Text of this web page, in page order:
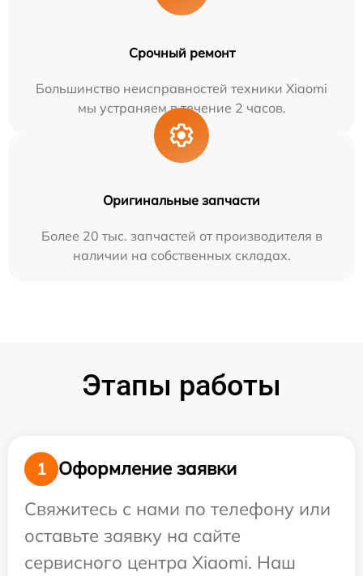
Срочный ремонт
Большинство неисправностей техники Xiaomi
мы устраняем в течение 2 часов.
Оригинальные запчасти
Более 20 тыс. запчастей от производителя в
наличии на собственных складах.
Этапы работы
1
Оформление заявки
Свяжитесь с нами по телефону или
оставьте заявку на сайте
сервисного центра Xiaomi. Наш